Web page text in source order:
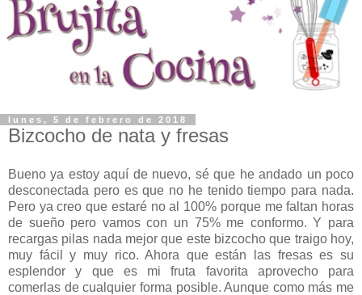
lunes, 5 de febrero de 2018
Bizcocho de nata y fresas
Bueno ya estoy aquí de nuevo, sé que he andado un poco
desconectada pero es que no he tenido tiempo para nada.
Pero ya creo que estaré no al 100% porque me faltan horas
de sueño pero vamos con un 75% me conformo. Y para
recargas pilas nada mejor que este bizcocho que traigo hoy,
muy fácil y muy rico. Ahora que están las fresas es su
esplendor y que es mi fruta favorita aprovecho para
comerlas de cualquier forma posible. Aunque como más me